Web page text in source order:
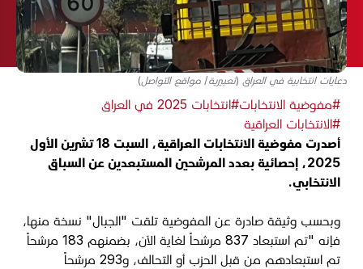
دعايات انتخابية في العراق (تعبيرية/ مواقع التواصل)
#مفوضية الانتخابات#انتخابات 2025 في العراق
#الانتخابات العراقية
أصدرت مفوضية الانتخابات العراقية، السبت 18 تشرين الأول
2025، إحصائية بعدد المرشحين المستبعدين عن السباق
الانتخابي.
وبحسب وثيقة صادرة عن المفوضية تلقت "الجبال" نسخة منها،
فإنه "تم استبعاد 837 مرشحاً لغاية الآن، بضمنهم 183 مرشحاً
تم استبعادهم من قبل الحزب أو التحالف، و293 مرشحاً